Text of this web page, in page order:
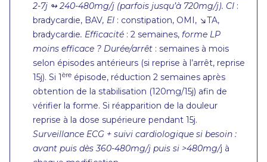
2-7j ↬240-480mg/j (parfois jusqu’à 720mg/j). CI :
bradycardie, BAV, EI : constipation, OMI, ↘︎TA,
bradycardie. Efficacité : 2 semaines, forme LP
moins efficace ? Durée/arrêt : semaines à mois
selon épisodes antérieurs (si reprise à l’arrêt, reprise
15j). Si 1ère épisode, réduction 2 semaines après
obtention de la stabilisation (120mg/15j) afin de
vérifier la forme. Si réapparition de la douleur
reprise à la dose supérieure pendant 15j.
Surveillance ECG + suivi cardiologique si besoin :
avant puis dès 360-480mg/j puis si >480mg/j à